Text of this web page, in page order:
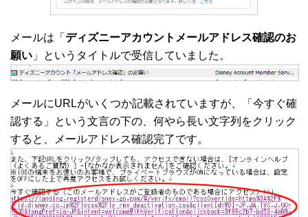
メールは「 ディズニーアカウントメールアドレス確認のお
願い 」というタイトルで受信していました。
メールにURLがいくつか記載されていますが、「今すぐ確
認する」という文言の下の、何やら長い文字列をクリック
すると、メールアドレス確認完了です。